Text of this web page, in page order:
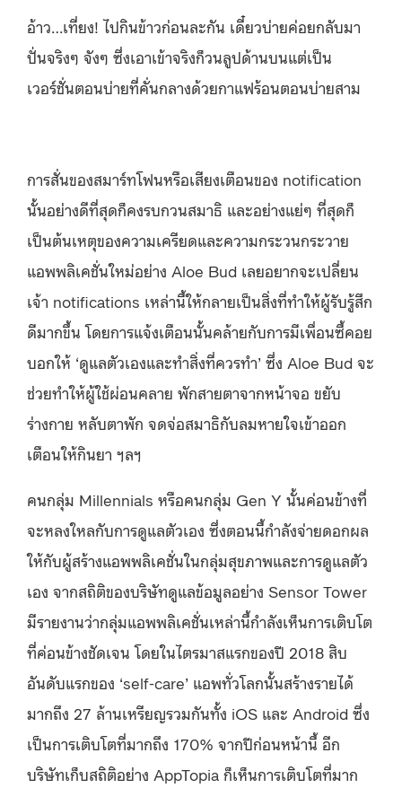
อ้าว เที่ยง!ไปกินข้าวก่อนละกัน เดี๋ยวบ่ายค่อยกลับมา
ปั่นจริงๆ จังๆ ซึ่งเอาเข้าจริงก็วนลูปด้านบนแต่เป็น
เวอร์ชั่นตอนบ่ายที่คั่นกลางด้วยกาแฟร้อนตอนบ่ายสาม
การสั่นของสมาร์ทโฟนหรือเสียงเตือนของ notification
นั้นอย่างดีที่สุดก็คงรบกวนสมาธิ และอย่างแย่ๆ ที่สุดก็
เป็นต้นเหตุของความเครียดและความกระวนกระวาย
แอพพลิเคชั่นใหม่อย่าง Aloe Bud เลยอยากจะเปลี่ยน
เจ้า notifications เหล่านี้ให้กลายเป็นสิ่งที่ทำให้ผู้รับรู้สึก
ดีมากขึ้น โดยการแจ้งเตือนนั้นคล้ายกับการมีเพื่อนซี้คอย
บอกให้ ‘ดูแลตัวเองและทำสิ่งที่ควรทำ’ ซึ่ง Aloe Bud จะ
ช่วยทำให้ผู้ใช้ผ่อนคลาย พักสายตาจากหน้าจอ ขยับ
ร่างกาย หลับตาพัก จดจ่อสมาธิกับลมหายใจเข้าออก
เตือนให้กินยา ฯลฯ
คนกลุ่ม Millennials หรือคนกลุ่ม Gen Y นั้นค่อนข้างที่
จะหลงใหลกับการดูแลตัวเอง ซึ่งตอนนี้กำลังจ่ายดอกผล
ให้กับผู้สร้างแอพพลิเคชั่นในกลุ่มสุขภาพและการดูแลตัว
เอง จากสถิติของบริษัทดูแลข้อมูลอย่าง Sensor Tower
มีรายงานว่ากลุ่มแอพพลิเคชั่นเหล่านี้กำลังเห็นการเติบโต
ที่ค่อนข้างชัดเจน โดยในไตรมาสแรกของปี 2018 สิบ
อันดับแรกของ ‘self-care’ แอพทั่วโลกนั้นสร้างรายได้
มากถึง 27 ล้านเหรียญรวมกันทั้ง iOS และ Android ซึ่ง
เป็นการเติบโตที่มากถึง 170% จากปีก่อนหน้านี้ อีก
บริษัทเก็บสถิติอย่าง AppTopia ก็เห็นการเติบโตที่มาก